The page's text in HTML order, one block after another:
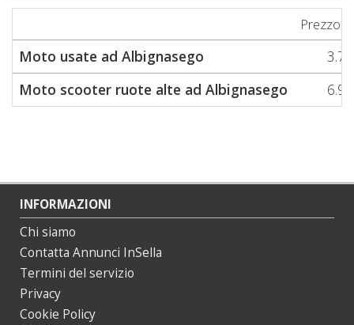
Prezzo
Moto usate ad Albignasego
Moto scooter ruote alte ad Albignasego
INFORMAZIONI
Chi siamo
Contatta Annunci InSella
Termini del servizio
Privacy
Cookie Policy